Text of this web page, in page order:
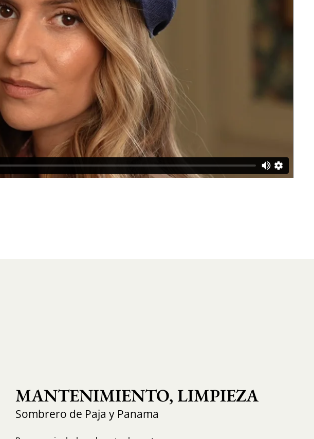
MANTENIMIENTO, LIMPIEZA
Sombrero de Paja y Panama